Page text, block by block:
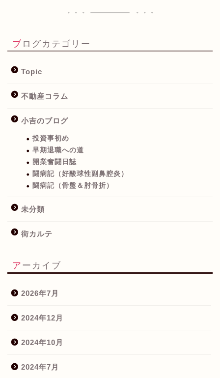
ブログカテゴリー
Topic
不動産コラム
小吉のブログ
投資事初め
早期退職への道
開業奮闘日誌
闘病記（好酸球性副鼻腔炎）
闘病記（骨盤＆肘骨折）
未分類
街カルテ
アーカイブ
2026年7月
2024年12月
2024年10月
2024年7月